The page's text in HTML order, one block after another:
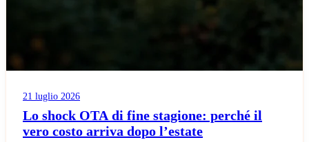
21 luglio 2026
Lo shock OTA di fine stagione: perché il
vero costo arriva dopo l’estate